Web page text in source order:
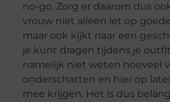
no-go. Zorg er daarom dus
vrouw niet alleen let op
maar ook kijkt naar een
je kunt dragen tijdens je
namelijk niet weten hoeveel
onderschatten en hier op
mee krijgen. Het is dus